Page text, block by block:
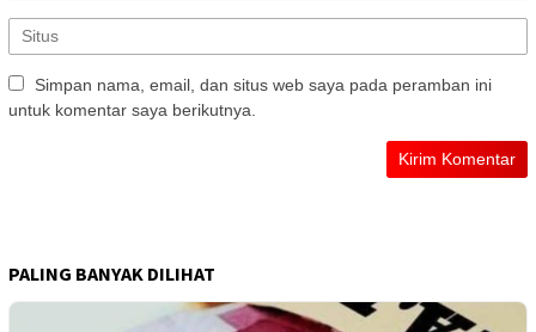
Simpan nama, email, dan situs web saya pada peramban ini
untuk komentar saya berikutnya.
PALING BANYAK DILIHAT